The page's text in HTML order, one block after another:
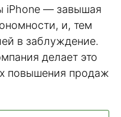
iPhone — завышая
и, тем
в заблуждение.
делает это
повышения продаж